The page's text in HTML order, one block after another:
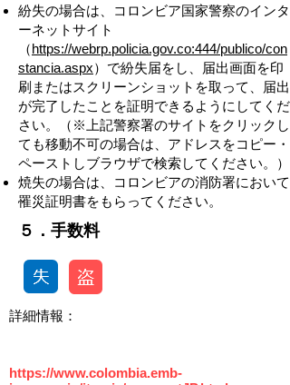
紛失の場合は、コロンビア国家警察のインタ
ーネットサイト
（https://webrp.policia.gov.co:444/publico/con
stancia.aspx）で紛失届をし、届出画面を印
刷またはスクリーンショットを取って、届出
が完了したことを証明できるようにしてくだ
さい。（※上記警察署のサイトをクリックし
ても移動不可の場合は、アドレスをコピー・
ペーストしブラウザで検索してください。）
焼失の場合は、コロンビアの消防署において
罹災証明書をもらってください。
​​５．手数料
​詳細情報：
https://www.colombia.emb-